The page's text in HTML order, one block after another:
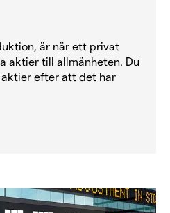
är när ett privat
aktier till allmänheten. Du
efter att det har